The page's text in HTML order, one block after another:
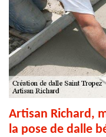
Artisan Richard,
la pose de dalle